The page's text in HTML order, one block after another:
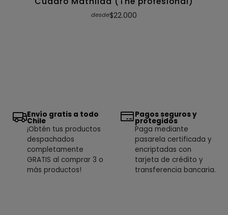
desde$22.000
Envío gratis a todo
Chile
¡Obtén tus productos
despachados
completamente
GRATIS al comprar 3 o
más productos!
Pagos seguros y
protegidos
Paga mediante
pasarela certificada y
encriptadas con
tarjeta de crédito y
transferencia bancaria.